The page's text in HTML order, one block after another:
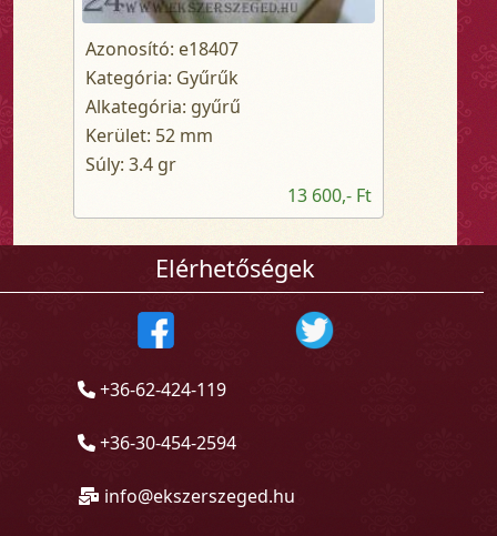
Azonosító: e18407
Kategória: Gyűrűk
Alkategória: gyűrű
Kerület: 52 mm
Súly: 3.4 gr
13 600,- Ft
Elérhetőségek
+36-62-424-119
+36-30-454-2594
info@ekszerszeged.hu